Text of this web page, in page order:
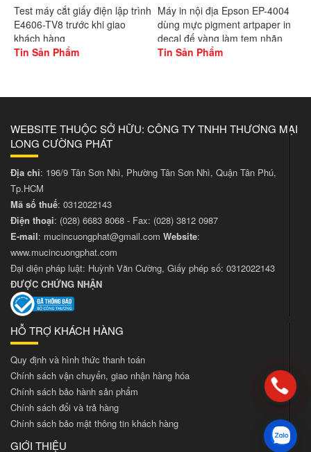
Test máy cắt giấy điện lập trình
E4606-TV8 trước khi giao
khách hàng
Tin Sản Phẩm
Máy in nội địa Epson EP-4004
dùng mực pigment artpaper in
decal đế vàng làm tem nhãn
Tin Sản Phẩm
WEBSITE THUỘC SỞ HỮU: CÔNG TY TNHH THƯƠNG MẠI
LONG CƯỜNG PHÁT
Địa chỉ: 196/9 Tân Sơn Nhì, Phường Tân Sơn Nhì, Quận Tân Phú,
Tp.HCM
Mã số thuế: 0312022143
Điện thoại: (028) 6683 8068 - Fax: (028) 3812 0987
E-mail: mucincuongphat@gmail.com Website:
www.mucincuongphat.com
Đại diện pháp luật: Huỳnh Văn Cường, Giấy phép số: 0312022143
ĐƯỢC CHỨNG NHẬN
HỖ TRỢ KHÁCH HÀNG
Quy định và hình thức thanh toán
Chính sách vận chuyển, giao nhận hàng hóa
Chính sách bảo hành sản phẩm
Chính sách đổi và trả hàng
Chính sách bảo mật thông tin khách hàng
GIỚI THIỆU